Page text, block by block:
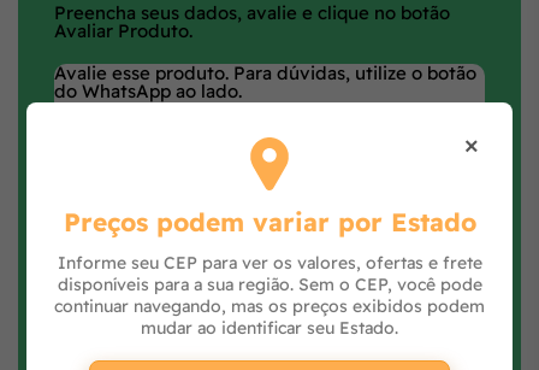
Preencha seus dados, avalie e clique no botão
Avaliar Produto.
Faça login e avalie
×
Preços podem variar por Estado
Informe seu CEP para ver os valores, ofertas e frete
disponíveis para a sua região. Sem o CEP, você pode
continuar navegando, mas os preços exibidos podem
mudar ao identificar seu Estado.